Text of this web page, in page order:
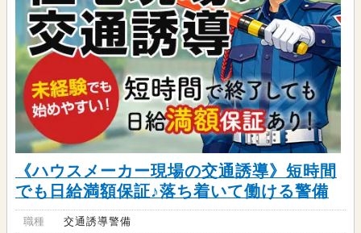
《ハウスメーカー現場の交通誘導》短時間
でも日給満額保証♪落ち着いて働ける警備
職種 交通誘導警備